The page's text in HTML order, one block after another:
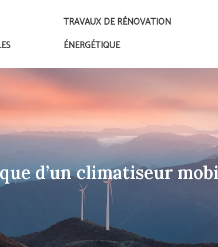
TRAVAUX DE RÉNOVATION
ÉNERGÉTIQUE
d’un climatiseur